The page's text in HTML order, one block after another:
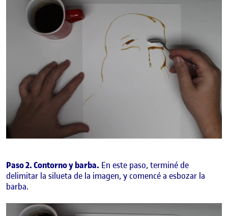
Paso 2. Contorno y barba. En este paso, terminé de
delimitar la silueta de la imagen, y comencé a esbozar la
barba.